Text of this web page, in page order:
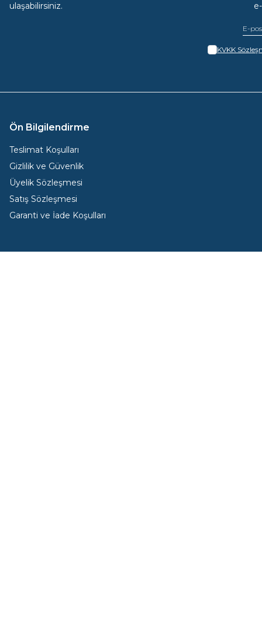
ulaşabilirsiniz.
KVKK
Ön Bilgilendirme
Teslimat Koşulları
Gizlilik ve Güvenlik
Üyelik Sözleşmesi
Satış Sözleşmesi
Garanti ve İade Koşulları